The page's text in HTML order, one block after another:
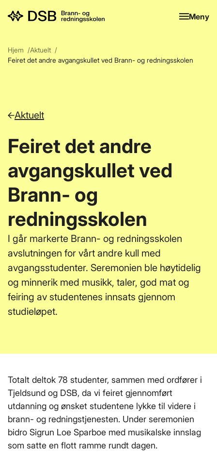
Meny
Meny
Hjem
Aktuelt
Feiret det andre avgangskullet ved Brann- og redningsskolen
Aktuelt
Feiret det andre
avgangskullet ved
Brann- og
redningsskolen
I går markerte Brann- og redningsskolen
avslutningen for vårt andre kull med
avgangsstudenter. Seremonien ble høytidelig
og minnerik med musikk, taler, god mat og
feiring av studentenes innsats gjennom
studieløpet.
Totalt deltok 78 studenter, sammen med ordfører i
Tjeldsund og DSB, da vi feiret gjennomført
utdanning og ønsket studentene lykke til videre i
brann- og redningstjenesten. Under seremonien
bidro Sigrun Loe Sparboe med musikalske innslag
som satte en flott ramme rundt dagen.